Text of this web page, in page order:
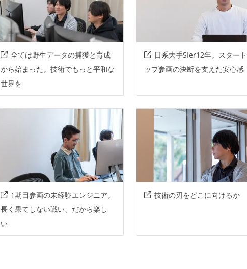
全ては野生データの捕獲と育成
から始まった。技術でもっと平和な
世界を
日系大手SIer12年。スター
ップ参画の決断を支えた安心感
1期目参画の未経験エンジニア。
長く果てしない戦い、だから楽し
い
技術の刃をどこに向けるか